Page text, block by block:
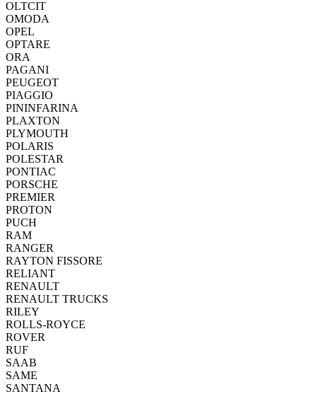
OLTCIT
OMODA
OPEL
OPTARE
ORA
PAGANI
PEUGEOT
PIAGGIO
PININFARINA
PLAXTON
PLYMOUTH
POLARIS
POLESTAR
PONTIAC
PORSCHE
PREMIER
PROTON
PUCH
RAM
RANGER
RAYTON FISSORE
RELIANT
RENAULT
RENAULT TRUCKS
RILEY
ROLLS-ROYCE
ROVER
RUF
SAAB
SAME
SANTANA